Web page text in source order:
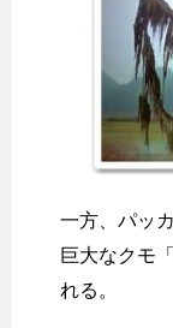
一方、パッ
巨大なクモ
れる。